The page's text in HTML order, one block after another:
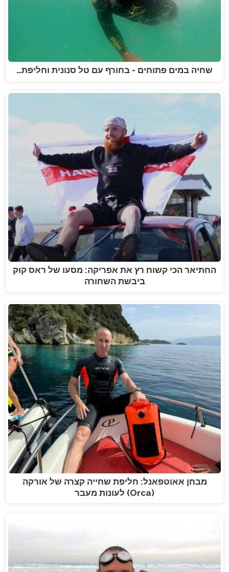
שחיה במים פתוחים - בחורף עם טל סנונית וחליפת…
החתיאר הכי קשוח רץ את אפריקה: מסעו של ראס קוק
ביבשת השחורה
מבחן אאוטפאנל: חליפת שחייה קצרה של אורקה
(Orca) לעונות מעבר